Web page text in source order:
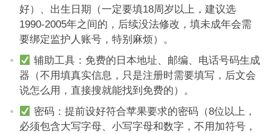
好）、出生日期（一定要填18周岁以上，建议选
1990-2005年之间的，后续没法修改，填未成年会需
要绑定监护人账号，特别麻烦）。
辅助工具：免费的日本地址、邮编、电话号码生成
器（不用填真实信息，只是注册时需要填写，后文会
说怎么用，直接搜就能找到免费的）。
密码：提前设好符合苹果要求的密码（8位以上，
必须包含大写字母、小写字母和数字，不用加符号，